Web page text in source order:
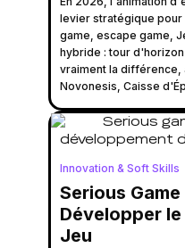
levier stratégique
game, escape game,
hybride : tour
vraiment la différence,
Novonesis, Caisse
Innovation & Soft Skills
Serious
Développer
Jeu